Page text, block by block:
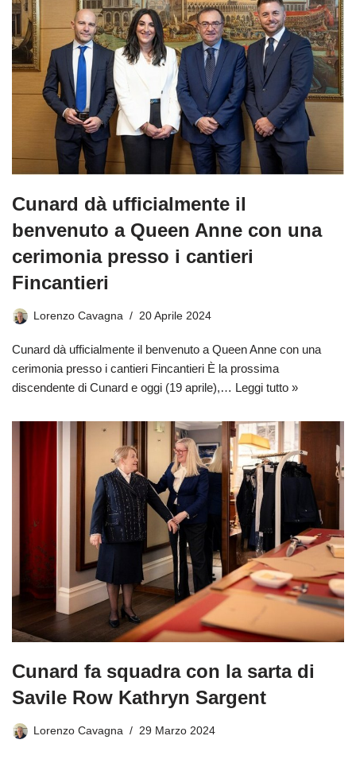
Cunard dà ufficialmente il
benvenuto a Queen Anne con una
cerimonia presso i cantieri
Fincantieri
Lorenzo Cavagna 20 Aprile 2024
Cunard dà ufficialmente il benvenuto a Queen Anne con una
cerimonia presso i cantieri Fincantieri È la prossima
discendente di Cunard e oggi (19 aprile),… Leggi tutto »
Cunard fa squadra con la sarta di
Savile Row Kathryn Sargent
Lorenzo Cavagna 29 Marzo 2024